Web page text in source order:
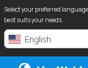
Select your preferred
best suits your needs.
English